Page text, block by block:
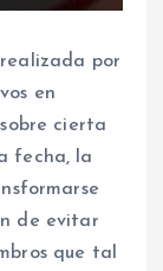
por
en
cierta
fecha, la
de evitar
que tal